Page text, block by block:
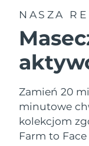
NASZA
Zamień 20
minutowe
kolekcjom
Farm to